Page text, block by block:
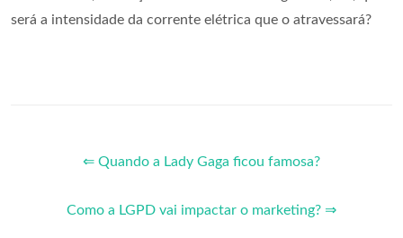
será a intensidade da corrente elétrica que o atravessará?
⇐ Quando a Lady Gaga ficou famosa?
Como a LGPD vai impactar o marketing? ⇒